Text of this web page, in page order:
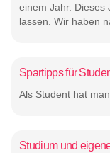
einem Jahr. Dieses
lassen. Wir haben
Spartipps für
Als Student hat
Studium und